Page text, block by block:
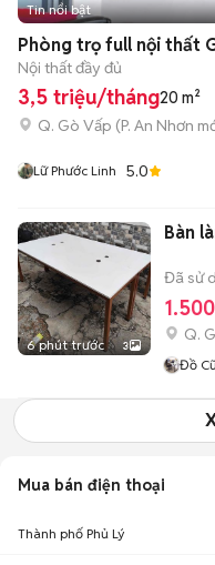
Tin nổi bật
Phòng trọ full nội thất
Nội thất đầy đủ
3,5 triệu/tháng20 m²
Q. Gò Vấp (P. An Nhơn
Lữ Phước Linh 5.0
6 phút trước 3
Bàn
Đã sử
Q.
Đồ
Mua bán điện thoại
Thành phố Phủ Lý